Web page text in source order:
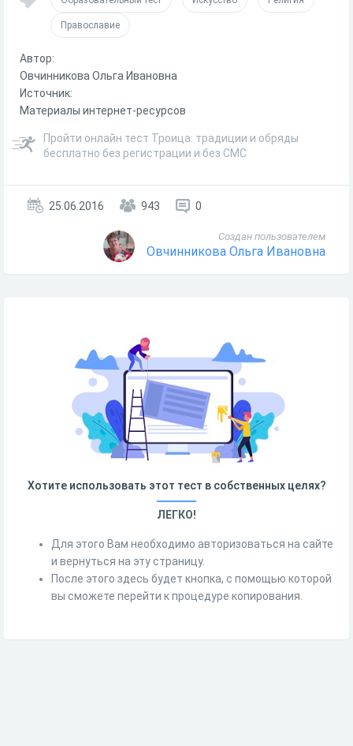
Православие
Автор:
Овчинникова Ольга Ивановна
Источник:
Материалы интернет-ресурсов
Пройти онлайн тест Троица: традиции и обряды
бесплатно без регистрации и без СМС
25.06.2016 943 0
Создан пользователем
Овчинникова Ольга Ивановна
Хотите использовать этот тест в собственных целях?
ЛЕГКО!
Для этого Вам необходимо авторизоваться на сайте
и вернуться на эту страницу.
После этого здесь будет кнопка, с помощью которой
вы сможете перейти к процедуре копирования.